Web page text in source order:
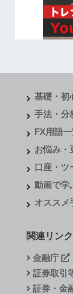
基礎・初
手法・分
FX用語
お悩み・
口座・ツ
動画で学
オススメ
関連リンク
金融庁
証券取引
証券・金